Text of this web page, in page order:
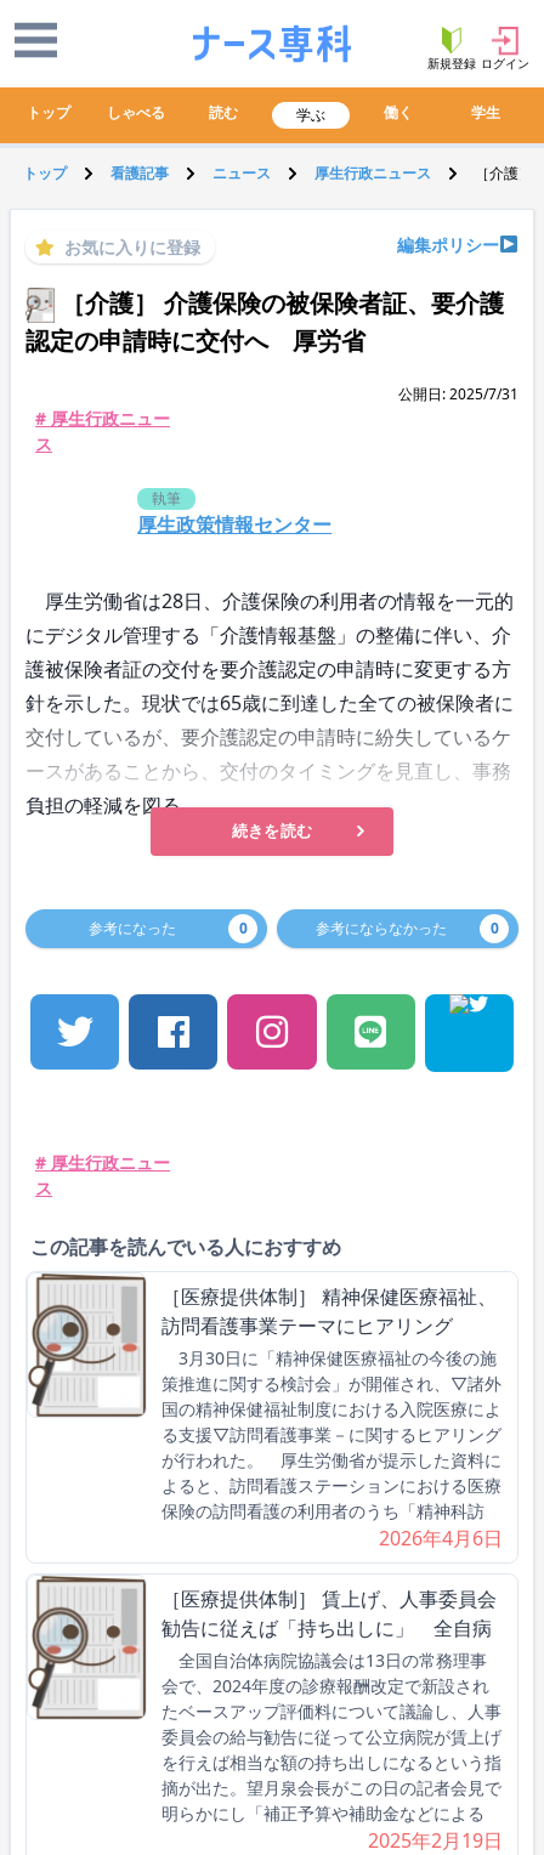
新規登録 ログイン
トップ しゃべる 読む 学ぶ 働く 学生
トップ 看護記事 ニュース 厚生行政ニュース ［介護
お気に入りに登録 編集ポリシー
［介護］ 介護保険の被保険者証、要介護
認定の申請時に交付へ 厚労省
公開日: 2025/7/31
# 厚生行政ニュー
ス
執筆
厚生政策情報センター
厚生労働省は28日、介護保険の利用者の情報を一元的
にデジタル管理する「介護情報基盤」の整備に伴い、介
護被保険者証の交付を要介護認定の申請時に変更する方
針を示した。現状では65歳に到達した全ての被保険者に
交付しているが、要介護認定の申請時に紛失しているケ
ースがあることから、交付のタイミングを見直し、事務
負担の軽減を図る。
続きを読む
参考になった 0 参考にならなかった 0
# 厚生行政ニュー
ス
この記事を読んでいる人におすすめ
［医療提供体制］ 精神保健医療福祉、
訪問看護事業テーマにヒアリング
3月30日に「精神保健医療福祉の今後の施
策推進に関する検討会」が開催され、▽諸外
国の精神保健福祉制度における入院医療によ
る支援▽訪問看護事業－に関するヒアリング
が行われた。 厚生労働省が提示した資料に
よると、訪問看護ステーションにおける医療
保険の訪問看護の利用者のうち「精神科訪
2026年4月6日
［医療提供体制］ 賃上げ、人事委員会
勧告に従えば「持ち出しに」 全自病
全国自治体病院協議会は13日の常務理事
会で、2024年度の診療報酬改定で新設され
たベースアップ評価料について議論し、人事
委員会の給与勧告に従って公立病院が賃上げ
を行えば相当な額の持ち出しになるという指
摘が出た。望月泉会長がこの日の記者会見で
明らかにし「補正予算や補助金などによる
2025年2月19日